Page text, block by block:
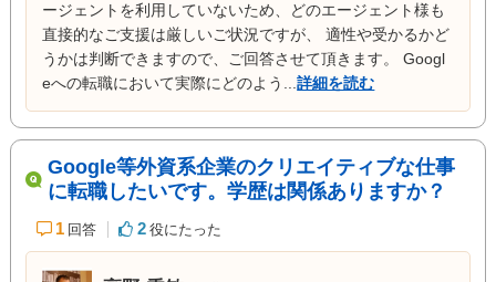
ージェントを利用していないため、どのエージェント様も
直接的なご支援は厳しいご状況ですが、 適性や受かるかど
うかは判断できますので、ご回答させて頂きます。 Googl
eへの転職において実際にどのよう...詳細を読む
Google等外資系企業のクリエイティブな仕事
に転職したいです。学歴は関係ありますか？
1 回答 2 役にたった